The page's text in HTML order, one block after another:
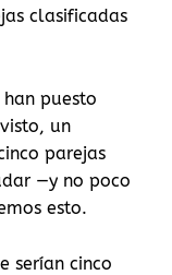
clasificadas
puesto
un
parejas
—y no poco
esto.
serían cinco